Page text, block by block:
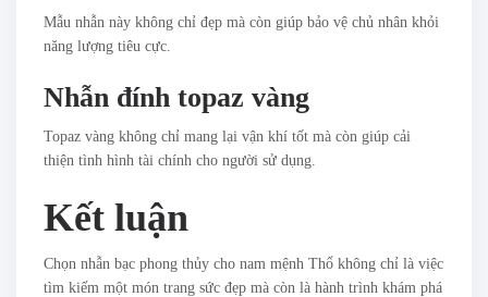
Mẫu nhẫn này không chỉ đẹp mà còn giúp bảo vệ chủ nhân khỏi
năng lượng tiêu cực.
Nhẫn đính topaz vàng
Topaz vàng không chỉ mang lại vận khí tốt mà còn giúp cải
thiện tình hình tài chính cho người sử dụng.
Kết luận
Chọn nhẫn bạc phong thủy cho nam mệnh Thổ không chỉ là việc
tìm kiếm một món trang sức đẹp mà còn là hành trình khám phá